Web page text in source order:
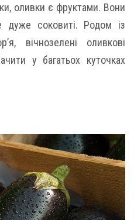
оливки є фруктами. Вони
дуже соковиті. Родом із
вічнозелені оливкові
у багатьох куточках